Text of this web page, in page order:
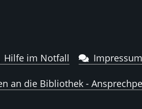
Hilfe im Notfall Impressum
an die Bibliothek -